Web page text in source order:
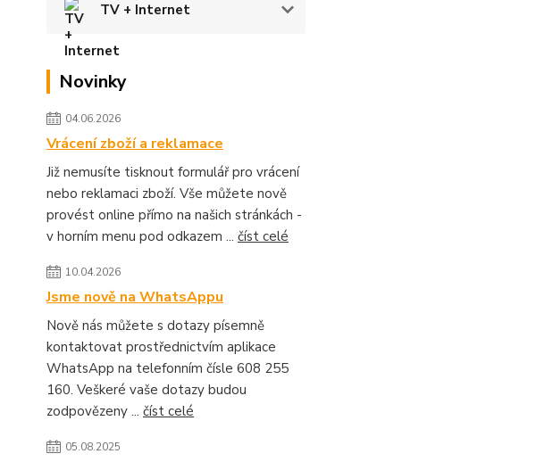
TV + Internet
Novinky
04.06.2026
Vrácení zboží a reklamace
Již nemusíte tisknout formulář pro vrácení
nebo reklamaci zboží. Vše můžete nově
provést online přímo na našich stránkách -
v horním menu pod odkazem ... číst celé
10.04.2026
Jsme nově na WhatsAppu
Nově nás můžete s dotazy písemně
kontaktovat prostřednictvím aplikace
WhatsApp na telefonním čísle 608 255
160. Veškeré vaše dotazy budou
zodpovězeny ... číst celé
05.08.2025